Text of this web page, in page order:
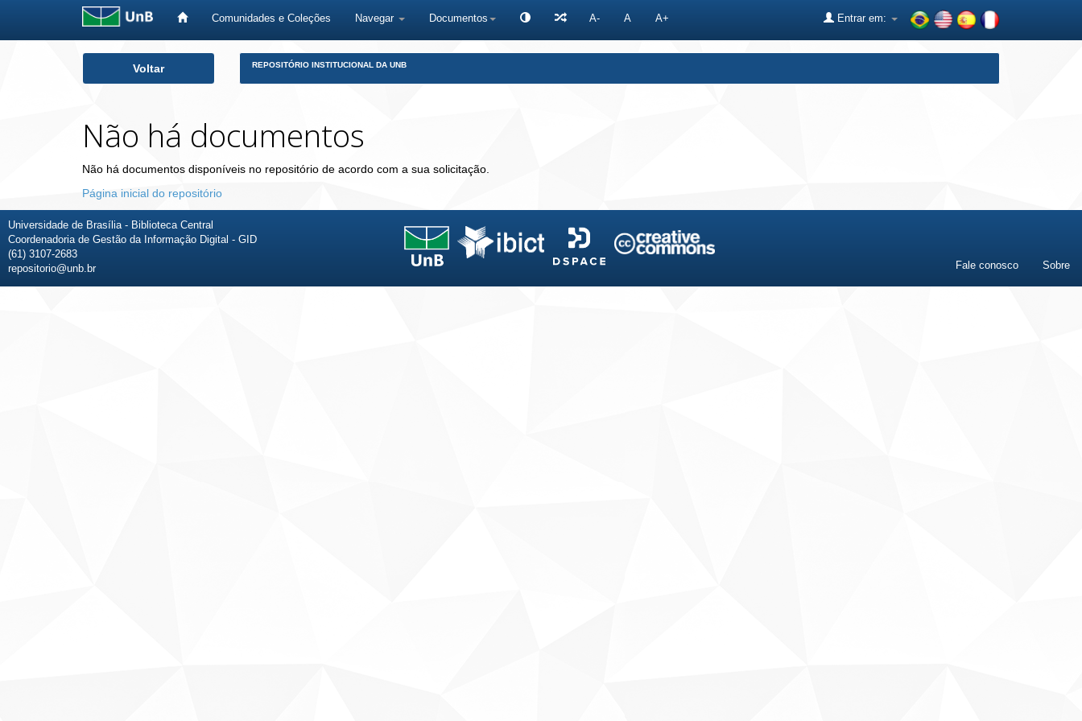
Comunidades e Coleções Navegar Documentos A- A A+ Entrar em:
Voltar REPOSITÓRIO INSTITUCIONAL DA UNB
Não há documentos
Não há documentos disponíveis no repositório de acordo com a sua solicitação.
Página inicial do repositório
Universidade de Brasília - Biblioteca Central
Coordenadoria de Gestão da Informação Digital - GID
(61) 3107-2683
repositorio@unb.br
Fale conosco Sobre